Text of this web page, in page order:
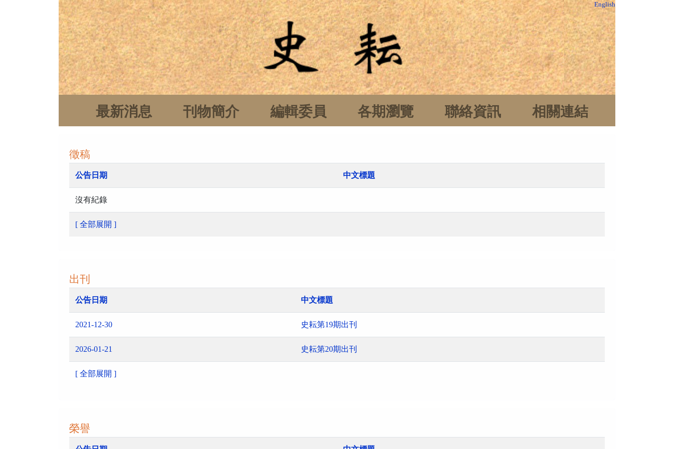
English
最新消息 刊物簡介 編輯委員 各期瀏覽 聯絡資訊 相關連結
徵稿
公告日期 中文標題
沒有紀錄
[ 全部展開 ]
出刊
公告日期 中文標題
2021-12-30 史耘第19期出刊
2026-01-21 史耘第20期出刊
[ 全部展開 ]
榮譽